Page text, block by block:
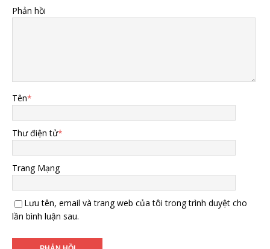
Phản hồi
Tên*
Thư điện tử*
Trang Mạng
Lưu tên, email và trang web của tôi trong trình duyệt cho
lần bình luận sau.